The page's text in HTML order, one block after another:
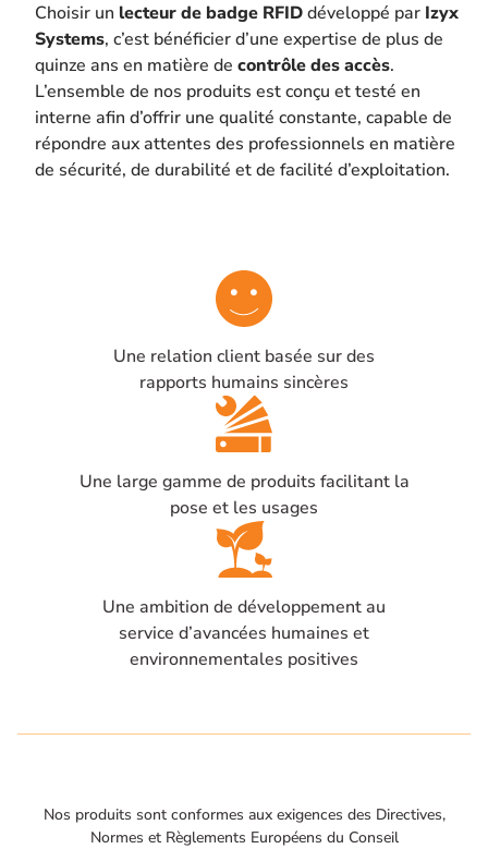
Choisir un lecteur de badge RFIDdéveloppé par Izyx
Systems, c’est bénéficier d’une expertise de plus de
quinze ans en matière de contrôle des accès.
L’ensemble de nos produits est conçu et testé en
interne afin d’offrir une qualité constante, capable de
répondre aux attentes des professionnels en matière
de sécurité, de durabilité et de facilité d’exploitation.
Une relation client basée sur des
rapports humains sincères
Une large gamme de produits facilitant la
pose et les usages
Une ambition de développement au
service d’avancées humaines et
environnementales positives
Nos produits sont conformes aux exigences des Directives,
Normes et Règlements Européens du Conseil